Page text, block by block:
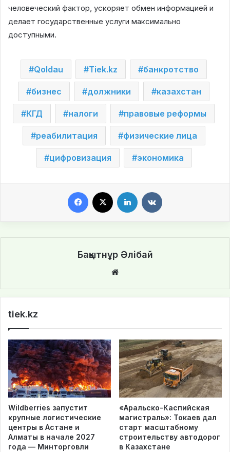
человеческий фактор, ускоряет обмен информацией и
делает государственные услуги максимально
доступными.
Qoldau Tiek.kz банкротство
бизнес должники казахстан
КГД налоги правовые реформы
реабилитация физические лица
цифровизация экономика
Бақытнұр Әлібай
te
tiek.kz
Wildberries запустит
крупные логистические
центры в Астане и
Алматы в начале 2027
года — Минторговли
«Аральско-Каспийская
магистраль»: Токаев дал
старт масштабному
строительству автодорог
в Казахстане